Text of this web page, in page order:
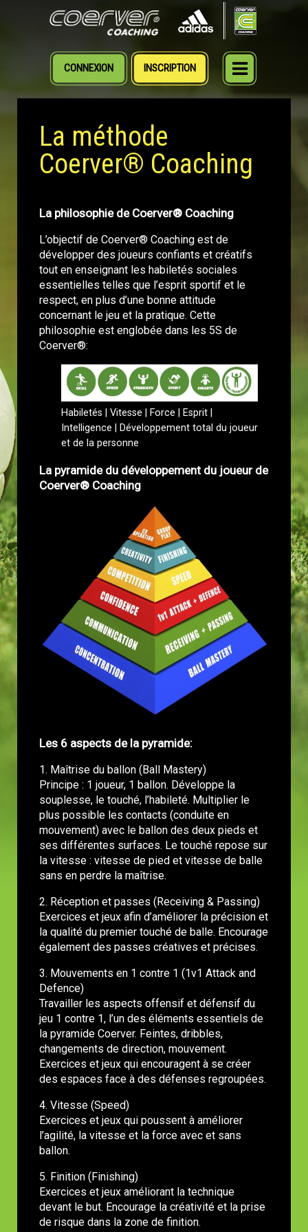
CONNEXION INSCRIPTION
MENU
La méthode
Coerver® Coaching
La philosophie de Coerver® Coaching
L’objectif de Coerver® Coaching est de
développer des joueurs confiants et créatifs
tout en enseignant les habiletés sociales
essentielles telles que l’esprit sportif et le
respect, en plus d’une bonne attitude
concernant le jeu et la pratique. Cette
philosophie est englobée dans les 5S de
Coerver®:
Habiletés | Vitesse | Force | Esprit |
Intelligence | Développement total du joueur
et de la personne
La pyramide du développement du joueur de
Coerver® Coaching
Les 6 aspects de la pyramide:
1. Maîtrise du ballon (Ball Mastery)
Principe : 1 joueur, 1 ballon. Développe la
souplesse, le touché, l’habileté. Multiplier le
plus possible les contacts (conduite en
mouvement) avec le ballon des deux pieds et
ses différentes surfaces. Le touché repose sur
la vitesse : vitesse de pied et vitesse de balle
sans en perdre la maîtrise.
2. Réception et passes (Receiving & Passing)
Exercices et jeux afin d’améliorer la précision et
la qualité du premier touché de balle. Encourage
également des passes créatives et précises.
3. Mouvements en 1 contre 1 (1v1 Attack and
Defence)
Travailler les aspects offensif et défensif du
jeu 1 contre 1, l’un des éléments essentiels de
la pyramide Coerver. Feintes, dribbles,
changements de direction, mouvement.
Exercices et jeux qui encouragent à se créer
des espaces face à des défenses regroupées.
4. Vitesse (Speed)
Exercices et jeux qui poussent à améliorer
l’agilité, la vitesse et la force avec et sans
ballon.
5. Finition (Finishing)
Exercices et jeux améliorant la technique
devant le but. Encourage la créativité et la prise
de risque dans la zone de finition.